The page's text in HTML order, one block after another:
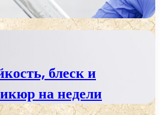
блеск и
на недели